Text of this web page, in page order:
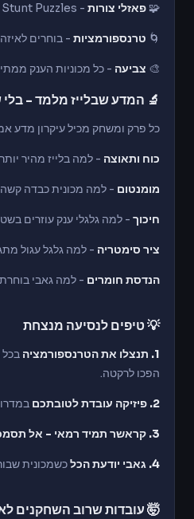
🧩 פאזלי צורות - Super Shape Stunt Puzzles - מרכיבים צורות גיאומטריות שמסייעות לבלייז לעבור מכשול
🌀 טרנספורמציות - בוחרים
🎨 צביעה - כל מכוניות הענק
🔬 המדע שבלייז מלמד -
כל פרק ומשחק מכיל עיקרון מדע
כוח ותאוצה - למה בלייז מהיר
מומנטום - למה מכונית כבדה קשה
חיכוך - למה גלגלי ענק עוזרים
ציר סימטריה - למה גלגל עגול
הנדסת חומרים - למה גאבי
💡 טיפים לנסיעה מנצחת
1. תנצלו את הטרנספורמציה
בכל
הפכו לרקטה.
2. פיזיקה עובדת לטובתכם
3. קראשר תמיד רמאי - אל תסמכו
4. גאבי יודעת הכל כשמכונית
🤯 עובדות שרוב השחקנים לא